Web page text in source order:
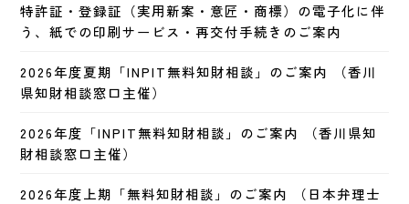
特許証・登録証（実用新案・意匠・商標）の電子化に伴
う、紙での印刷サービス・再交付手続きのご案内
2026年度夏期「INPIT無料知財相談」のご案内 （香川
県知財相談窓口主催）
2026年度「INPIT無料知財相談」のご案内 （香川県知
財相談窓口主催）
2026年度上期「無料知財相談」のご案内 （日本弁理士